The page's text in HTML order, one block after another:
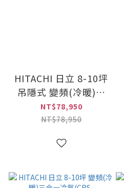
HITACHI 日立 8-10坪
吊隱式 變頻(冷暖)三
合一冷氣(CRD-
63QWE+CRC-
NT$78,950
NT$78,950